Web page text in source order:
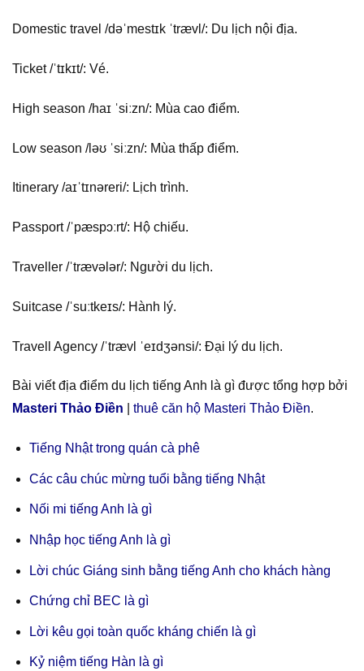
Domestic travel /dəˈmestɪk ˈtrævl/: Du lịch nội địa.
Ticket /ˈtɪkɪt/: Vé.
High season /haɪ ˈsiːzn/: Mùa cao điểm.
Low season /ləʊ ˈsiːzn/: Mùa thấp điểm.
Itinerary /aɪˈtɪnəreri/: Lịch trình.
Passport /ˈpæspɔːrt/: Hộ chiếu.
Traveller /ˈtrævələr/: Người du lịch.
Suitcase /ˈsuːtkeɪs/: Hành lý.
Travell Agency /ˈtrævl ˈeɪdʒənsi/: Đại lý du lịch.
Bài viết địa điểm du lịch tiếng Anh là gì được tổng hợp bởi
Masteri Thảo Điền
thuê căn hộ Masteri Thảo Điền.
Tiếng Nhật trong quán cà phê
Các câu chúc mừng tuổi bằng tiếng Nhật
Nối mi tiếng Anh là gì
Nhập học tiếng Anh là gì
Lời chúc Giáng sinh bằng tiếng Anh cho khách hàng
Chứng chỉ BEC là gì
Lời kêu gọi toàn quốc kháng chiến là gì
Kỷ niệm tiếng Hàn là gì